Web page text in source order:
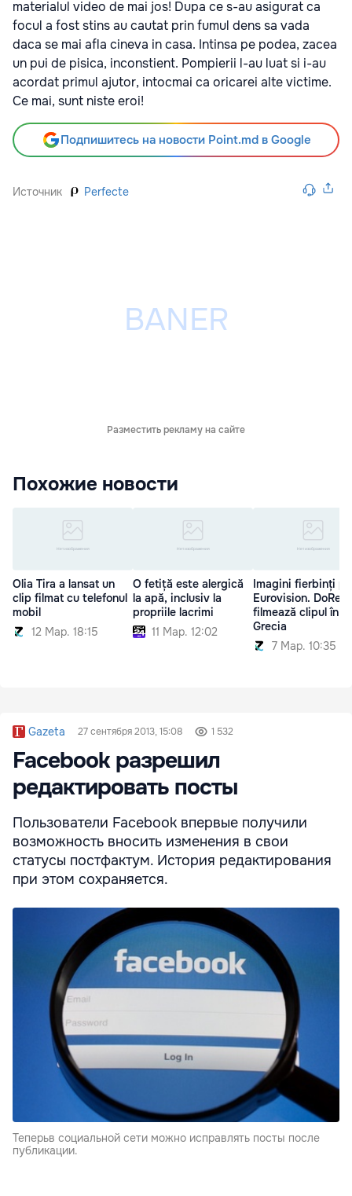
materialul video de mai jos! Dupa ce s-au asigurat ca
focul a fost stins au cautat prin fumul dens sa vada
daca se mai afla cineva in casa. Intinsa pe podea, zacea
un pui de pisica, inconstient. Pompierii l-au luat si i-au
acordat primul ajutor, intocmai ca oricarei alte victime.
Ce mai, sunt niste eroi!
Подпишитесь на новости Point.md в Google
Источник Perfecte
Разместить рекламу на сайте
Похожие новости
Olia Tira a lansat un
clip filmat cu telefonul
mobil
12 Мар. 18:15
O fetiță este alergică
la apă, inclusiv la
propriile lacrimi
11 Мар. 12:02
Imagini fierbinți
Eurovision.
filmează clipul în
Grecia
7 Мар. 10:35
Gazeta 27 сентября 2013, 15:08 1 532
Facebook разрешил
редактировать посты
Пользователи Facebook впервые получили
возможность вносить изменения в свои
статусы постфактум. История редактирования
при этом сохраняется.
Теперьв социальной сети можно исправлять посты после
публикации.